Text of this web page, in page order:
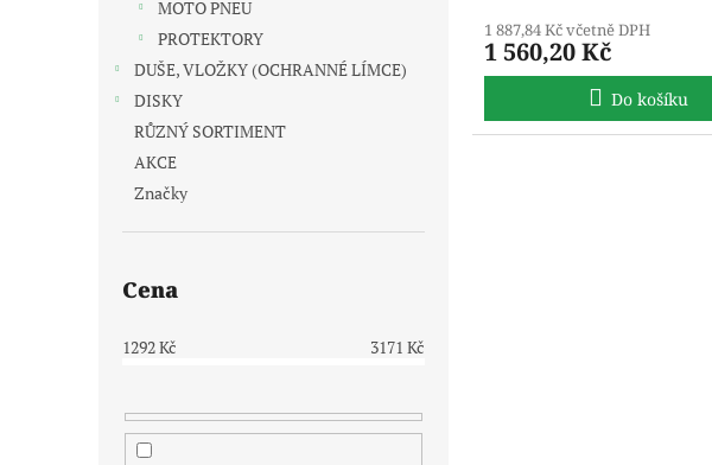
MOTO PNEU
PROTEKTORY
DUŠE, VLOŽKY (OCHRANNÉ LÍMCE)
DISKY
RŮZNÝ SORTIMENT
AKCE
Značky
Cena
1292Kč 3171 Kč
1 887,84 Kč včetně DPH
1 560,20 Kč
Do košíku